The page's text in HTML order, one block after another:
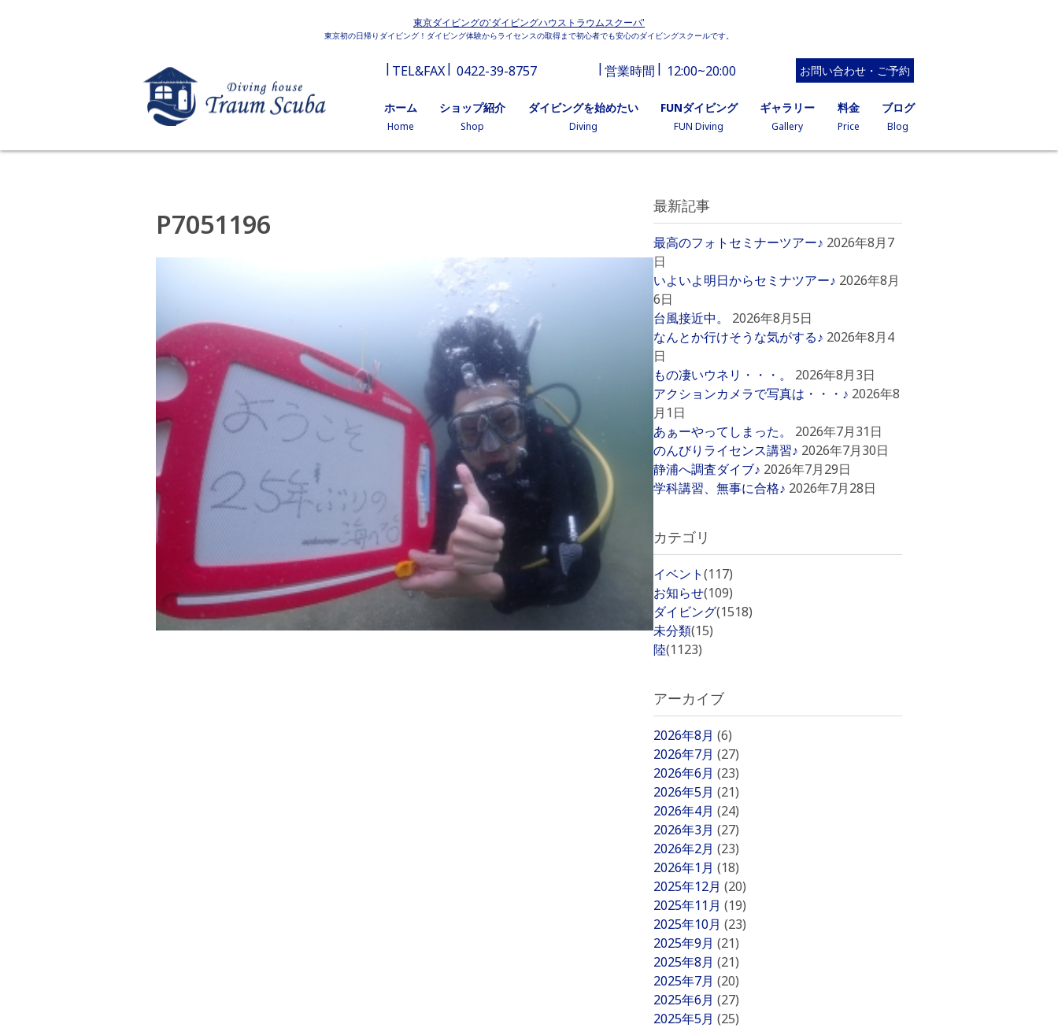
東京ダイビングの'ダイビングハウストラウムスクーバ'
東京初の日帰りダイビング！ダイビング体験からライセンスの取得まで初心者でも安心のダイビングスクールです。
TEL&FAX 0422-39-8757 営業時間 12:00~20:00 お問い合わせ・ご予約
ホーム
Home
ショップ紹介
Shop
ダイビングを始めたい
Diving
FUNダイビング
FUN Diving
ギャラリー
Gallery
料金
Price
ブログ
Blog
P7051196
最新記事
最高のフォトセミナーツアー♪ 2026年8月7
日
いよいよ明日からセミナツアー♪ 2026年8月
6日
台風接近中。
2026年8月5日
なんとか行けそうな気がする♪ 2026年8月4
日
もの凄いウネリ・・・。
2026年8月3日
アクションカメラで写真は・・・♪ 2026年8
月1日
あぁーやってしまった。
2026年7月31日
のんびりライセンス講習♪ 2026年7月30日
静浦へ調査ダイブ♪ 2026年7月29日
学科講習、無事に合格♪ 2026年7月28日
カテゴリ
イベント(117)
お知らせ(109)
ダイビング(1518)
未分類(15)
陸(1123)
アーカイブ
2026年8月 (6)
2026年7月 (27)
2026年6月 (23)
2026年5月 (21)
2026年4月 (24)
2026年3月 (27)
2026年2月 (23)
2026年1月 (18)
2025年12月 (20)
2025年11月 (19)
2025年10月 (23)
2025年9月 (21)
2025年8月 (21)
2025年7月 (20)
2025年6月 (27)
2025年5月 (25)